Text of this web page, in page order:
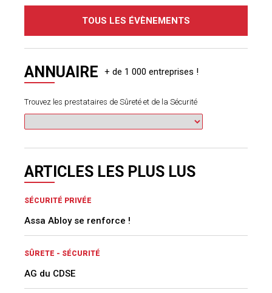
TOUS LES ÉVÈNEMENTS
ANNUAIRE
Trouvez les prestataires de Sûreté et de la Sécurité
ARTICLES LES PLUS LUS
SÉCURITÉ PRIVÉE
Assa Abloy se renforce !
SÛRETE - SÉCURITÉ
AG du CDSE